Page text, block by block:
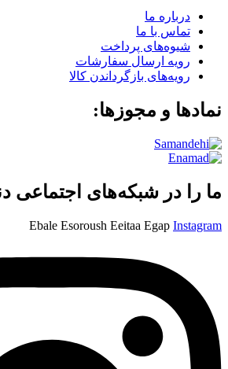
درباره ما
تماس با ما
شیوه‌های پرداخت
رویه ارسال سفارشات
رویه‌های بازگرداندن کالا
نمادها و مجوزها:
ما را در شبکه‌های اجتماعی
Ebale Esoroush Eeitaa Egap Instagram